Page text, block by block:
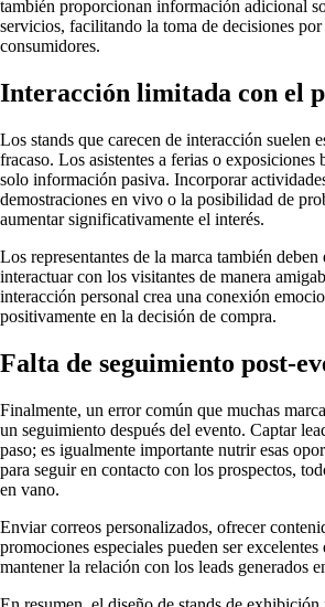
también proporcionan información adicional
servicios, facilitando la toma de decisiones por
consumidores.
Interacción limitada con el
Los stands que carecen de interacción suelen
fracaso. Los asistentes a ferias o exposiciones
solo información pasiva. Incorporar
demostraciones en vivo o la posibilidad de
aumentar significativamente el interés.
Los representantes de la marca también deben
interactuar con los visitantes de manera
interacción personal crea una conexión
positivamente en la decisión de compra.
Falta de seguimiento post-
Finalmente, un error común que muchas
un seguimiento después del evento. Captar
paso; es igualmente importante nutrir esas
para seguir en contacto con los prospectos,
en vano.
Enviar correos personalizados, ofrecer
promociones especiales pueden ser excelentes
mantener la relación con los leads generados